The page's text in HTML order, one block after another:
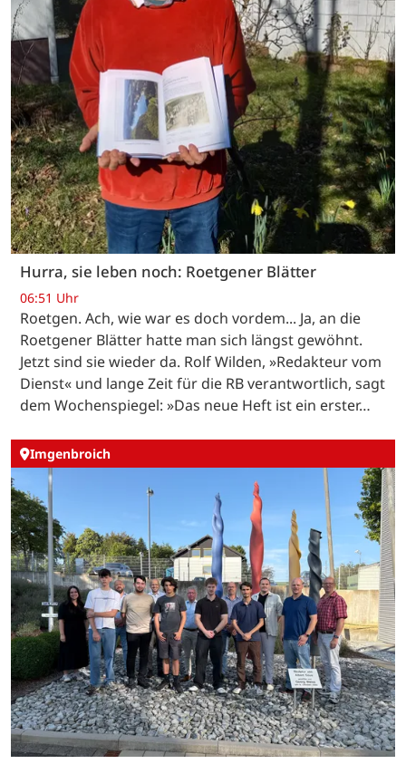
Hurra, sie leben noch: Roetgener Blätter
06:51 Uhr
Roetgen. Ach, wie war es doch vordem... Ja, an die
Roetgener Blätter hatte man sich längst gewöhnt.
Jetzt sind sie wieder da. Rolf Wilden, »Redakteur vom
Dienst« und lange Zeit für die RB verantwortlich, sagt
dem Wochenspiegel: »Das neue Heft ist ein erster…
Imgenbroich